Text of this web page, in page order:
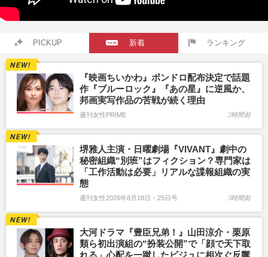
PICKUP 新着 ランキング
『映画ちいかわ』ボンドロ配布決定で話題
作『ブルーロック』『あの星』に逆風か、
邦画実写作品の苦戦が続く理由
週刊女性PRIME 2時間前
堺雅人主演・日曜劇場『VIVANT』劇中の
秘密組織“別班”はフィクション？専門家は
「工作活動は必要」リアルな諜報組織の実
態
週刊女性2026年8月18日・25日号 3時間前
大河ドラマ『豊臣兄弟！』山田涼介・栗原
類ら初出演組の“扮装公開”で「顔で天下取
れる」心配を一蹴したビジュに相次ぐ反響